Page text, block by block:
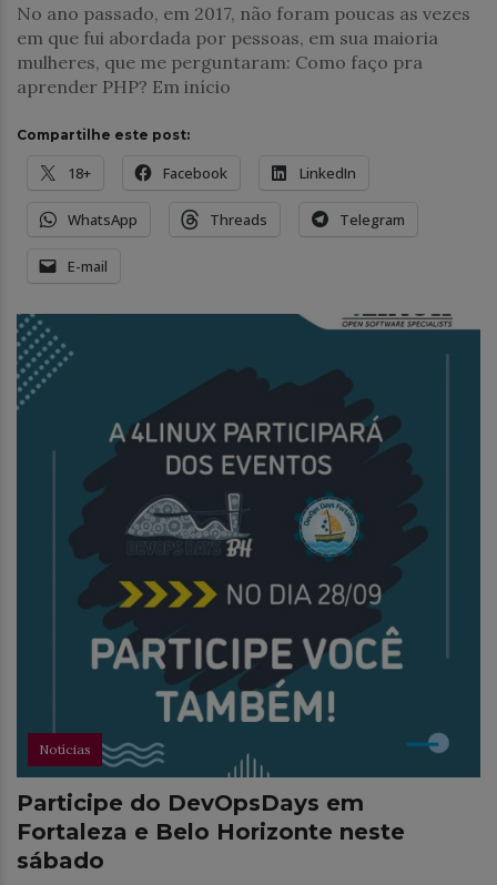
No ano passado, em 2017, não foram poucas as vezes
em que fui abordada por pessoas, em sua maioria
mulheres, que me perguntaram: Como faço pra
aprender PHP? Em início
Compartilhe este post:
18+ Facebook LinkedIn
WhatsApp Threads Telegram
E-mail
Notícias
Participe do DevOpsDays em
Fortaleza e Belo Horizonte neste
sábado